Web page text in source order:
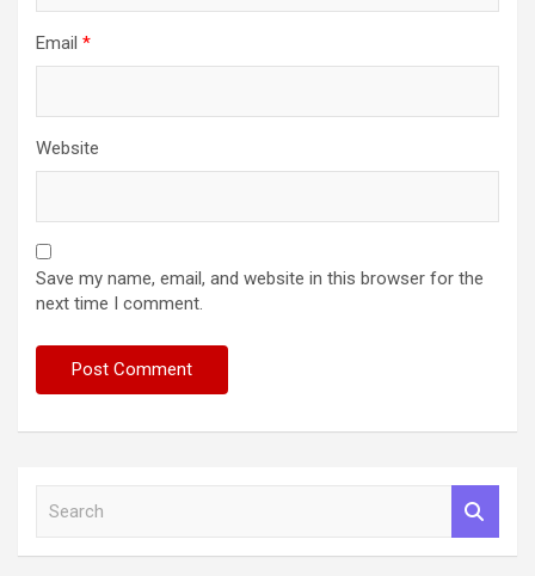
Email *
Website
Save my name, email, and website in this browser for the
next time I comment.